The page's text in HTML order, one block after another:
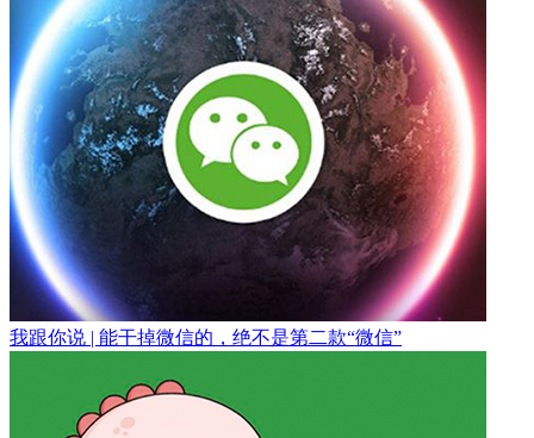
我跟你说 | 能干掉微信的，绝不是第二款“微信”